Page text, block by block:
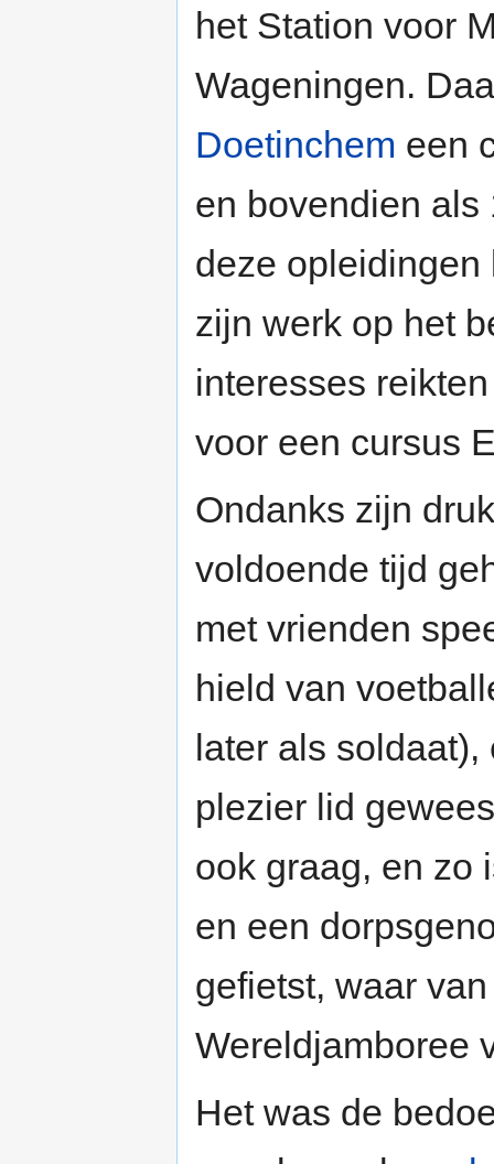
het Station voor
Wageningen.
Doetinchem een
en bovendien
deze
zijn werk op het
interesses
voor een cursus
Ondanks zijn
voldoende tijd
met vrienden
hield van
later als
plezier lid
ook graag, en zo
en een
gefietst, waar
Wereldjamboree
Het was de